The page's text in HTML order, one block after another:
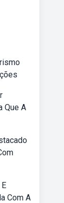
Que A
Com A